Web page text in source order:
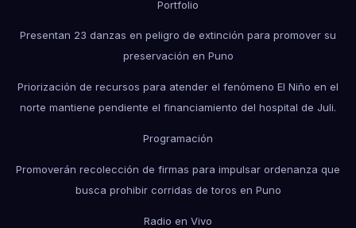
Portfolio
Presentan 23 danzas en peligro de extinción para promover su
preservación en Puno
Priorización de recursos para atender el fenómeno El Niño en el
norte mantiene pendiente el financiamiento del hospital de Juli.
Programación
Promoverán recolección de firmas para impulsar ordenanza que
busca prohibir corridas de toros en Puno
Radio en Vivo